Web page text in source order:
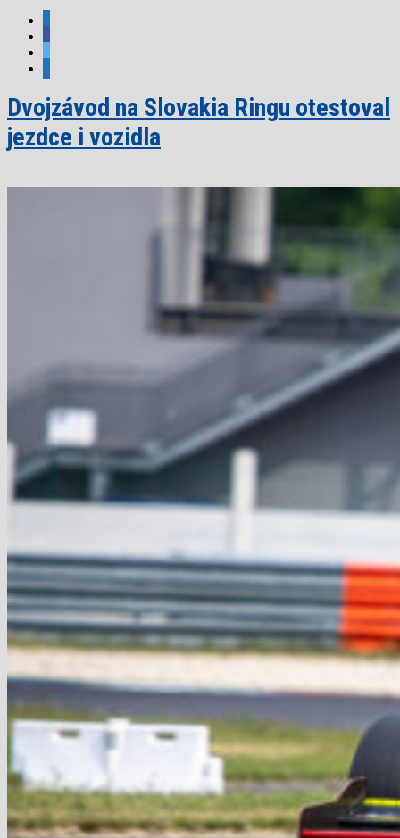
Dvojzávod na Slovakia Ringu otestoval
jezdce i vozidla